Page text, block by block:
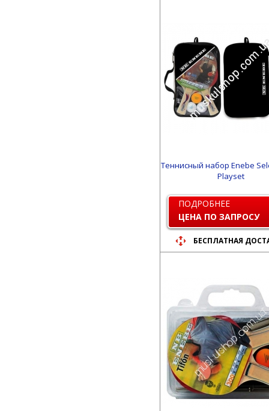
Теннисный набор Еnebe
Playset
ПОДРОБНЕЕ
ЦЕНА ПО ЗАПРОСУ
БЕСПЛАТНАЯ